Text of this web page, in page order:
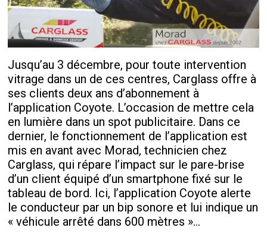
Jusqu’au 3 décembre, pour toute intervention
vitrage dans un de ces centres, Carglass offre à
ses clients deux ans d’abonnement à
l’application Coyote. L’occasion de mettre cela
en lumière dans un spot publicitaire. Dans ce
dernier, le fonctionnement de l’application est
mis en avant avec Morad, technicien chez
Carglass, qui répare l’impact sur le pare-brise
d’un client équipé d’un smartphone fixé sur le
tableau de bord. Ici, l’application Coyote alerte
le conducteur par un bip sonore et lui indique un
« véhicule arrêté dans 600 mètres »…